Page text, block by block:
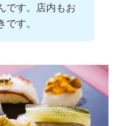
です。店内もお
です。